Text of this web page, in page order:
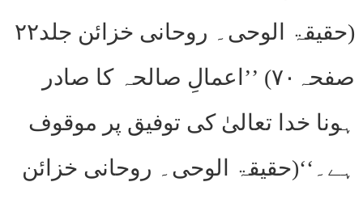
(حقیقۃ الوحی۔ روحانی خزائن جلد۲۲
صفحہ۷۰) ’’اعمالِ صالحہ کا صادر
ہونا خدا تعالیٰ کی توفیق پر موقوف
ہے۔‘‘(حقیقۃ الوحی۔ روحانی خزائن